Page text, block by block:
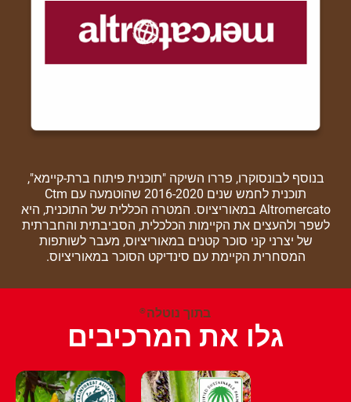
בנוסף לבונסוקרו, פררו השיקה "תוכנית פיתוח ברת-קיימא",
תוכנית לחמש שנים 2016-2020 שהוטמעה עם Ctm
Altromercato במאוריציוס. המטרה הכללית של התוכנית, היא
לשפר ולהעצים את הקיימות הכלכלית, הסביבתית והחברתית
של יצרני קני סוכר קטנים במאוריציוס, מעבר לשותפות
המסחרית הקיימת עם סינדיקט הסוכר במאוריציוס.
בתוך נוטלה®
גלו את המרכיבים